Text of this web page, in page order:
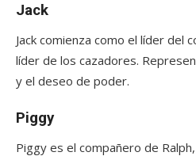
Jack
Jack comienza como el líder del
líder de los cazadores.
y el deseo de poder.
Piggy
Piggy es el compañero de